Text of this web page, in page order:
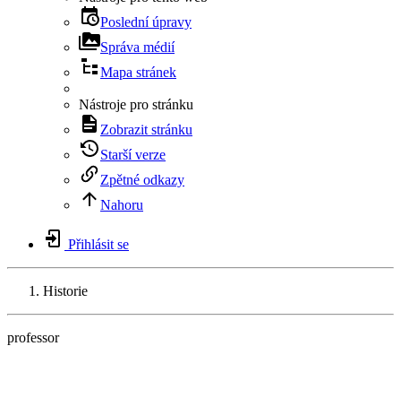
Poslední úpravy
Správa médií
Mapa stránek
Nástroje pro stránku
Zobrazit stránku
Starší verze
Zpětné odkazy
Nahoru
Přihlásit se
Historie
professor